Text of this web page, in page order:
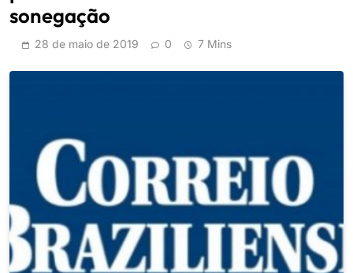
sonegação
28 de maio de 2019 0 7 Mins